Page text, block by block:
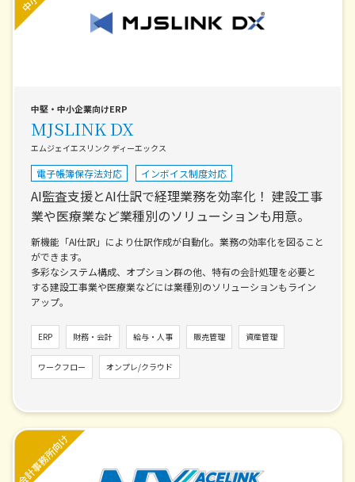
中堅・中小企業向けERP
MJSLINK DX
エムジェイエスリンク ディーエックス
電子帳簿保存法対応 インボイス制度対応
AI監査支援とAI仕訳で経理業務を効率化！ 建設工事
業や医療業など業種別のソリューションも用意。
新機能「AI仕訳」により仕訳作成が自動化。業務の効率化を図ること
ができます。
多彩なシステム構成、オプション群の他、特有の会計処理を必要と
する建設工事業や医療業などには業種別のソリューションもライン
アップ。
ERP 財務・会計 給与・人事 販売管理 資産管理
ワークフロー オンプレ/クラウド